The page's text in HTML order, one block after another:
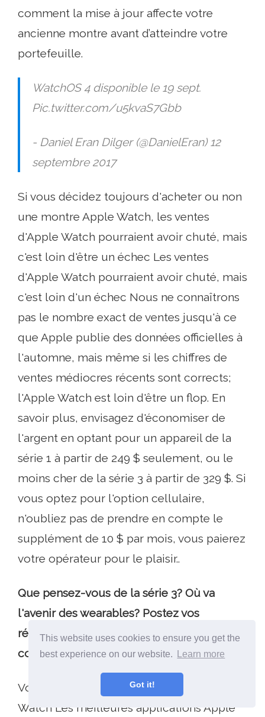
This website uses cookies to ensure you get the
best experience on our website.
Learn more
Got it!
comment la mise à jour affecte votre
ancienne montre avant d’atteindre votre
portefeuille.
WatchOS 4 disponible le 19 sept.
Pic.twitter.com/u5kvaS7Gbb
- Daniel Eran Dilger (@DanielEran) 12
septembre 2017
Si vous décidez toujours d'acheter ou non
une montre Apple Watch, les ventes
d'Apple Watch pourraient avoir chuté, mais
c'est loin d'être un échec Les ventes
d'Apple Watch pourraient avoir chuté, mais
c'est loin d'un échec Nous ne connaîtrons
pas le nombre exact de ventes jusqu'à ce
que Apple publie des données officielles à
l'automne, mais même si les chiffres de
ventes médiocres récents sont corrects;
l'Apple Watch est loin d'être un flop. En
savoir plus, envisagez d'économiser de
l'argent en optant pour un appareil de la
série 1 à partir de 249 $ seulement, ou le
moins cher de la série 3 à partir de 329 $. Si
vous optez pour l'option cellulaire,
n'oubliez pas de prendre en compte le
supplément de 10 $ par mois, vous paierez
votre opérateur pour le plaisir..
Que pensez-vous de la série 3? Où va
l'avenir des wearables? Postez vos
réactions à la série 3 d'Apple dans les
commentaires ci-dessous.
Voici les meilleures applications Apple
Watch Les meilleures applications Apple